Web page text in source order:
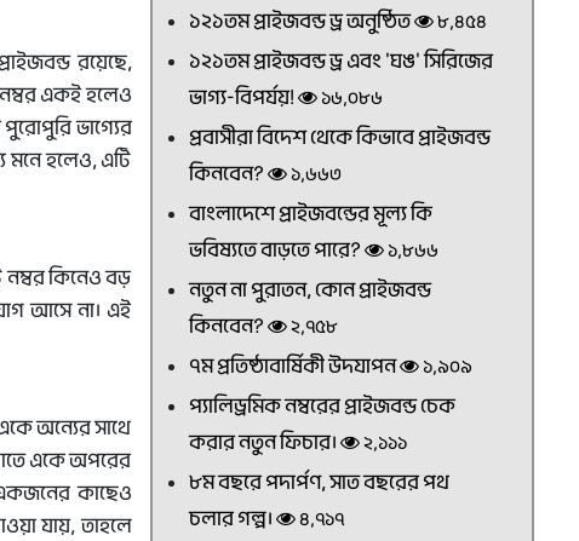
রয়েছে,
একই হলেও
ভাগ্যের
মনে হলেও, এটি
নম্বর কিনেও বড়
আসে না। এই
অন্যের সাথে
একে অপরের
কাছেও
যায়, তাহলে
১২১তম প্রাইজবন্ড ড্র অনুষ্ঠিত ৮,৪৫৪
১২১তম প্রাইজবন্ড ড্র এবং 'ঘঙ' সিরিজের
ভাগ্য-বিপর্যয়!
১৬,০৮৬
প্রবাসীরা বিদেশ থেকে কিভাবে প্রাইজবন্ড
কিনবেন?
১,৬৬৩
বাংলাদেশে প্রাইজবন্ডের মূল্য কি
ভবিষ্যতে বাড়তে পারে?
১,৮৬৬
নতুন না পুরাতন, কোন প্রাইজবন্ড
কিনবেন?
২,৭৫৮
৭ম প্রতিষ্ঠাবার্ষিকী উদযাপন ১,৯০৯
প্যালিড্রমিক নম্বরের প্রাইজবন্ড চেক
করার নতুন ফিচার।
২,১১১
৮ম বছরে পদার্পণ, সাত বছরের পথ
চলার গল্প।
৪,৭১৭